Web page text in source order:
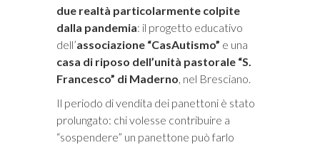
due realtà particolarmente colpite
dalla pandemia: il progetto educativo
dell’associazione “CasAutismo” e una
casa di riposo dell’unità pastorale “S.
Francesco” di Maderno, nel Bresciano.
Il periodo di vendita dei panettoni è stato
prolungato: chi volesse contribuire a
“sospendere” un panettone può farlo